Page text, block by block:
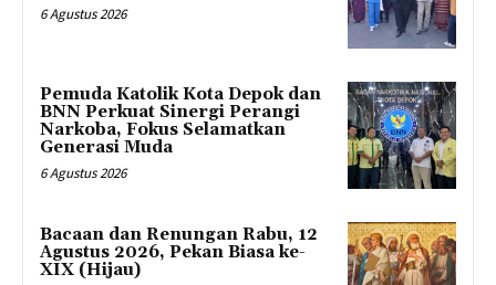
6 Agustus 2026
Pemuda Katolik Kota Depok dan
BNN Perkuat Sinergi Perangi
Narkoba, Fokus Selamatkan
Generasi Muda
6 Agustus 2026
Bacaan dan Renungan Rabu, 12
Agustus 2026, Pekan Biasa ke-
XIX (Hijau)